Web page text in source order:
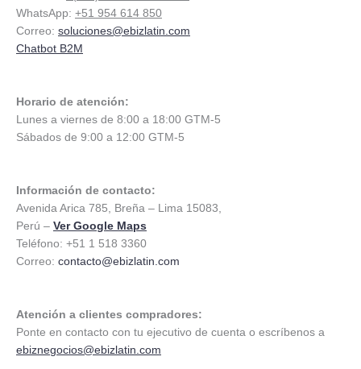
WhatsApp: +51 954 614 850
Correo: soluciones@ebizlatin.com
Chatbot B2M
Horario de atención:
Lunes a viernes de 8:00 a 18:00 GTM-5
Sábados de 9:00 a 12:00 GTM-5
Información de contacto:
Avenida Arica 785, Breña – Lima 15083,
Perú – Ver Google Maps
Teléfono: +51 1 518 3360
Correo: contacto@ebizlatin.com
Atención a clientes compradores:
Ponte en contacto con tu ejecutivo de cuenta o escríbenos a
ebiznegocios@ebizlatin.com